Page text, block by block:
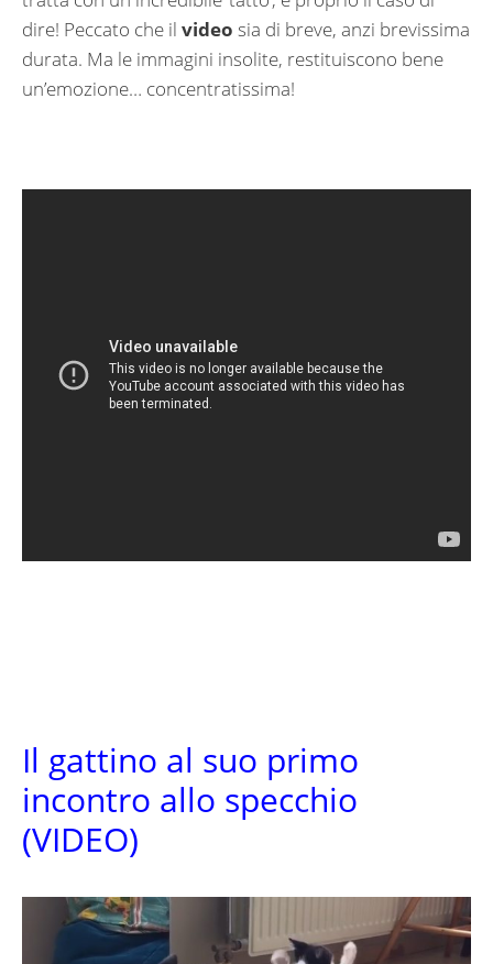
dire! Peccato che il video sia di breve, anzi brevissima
durata. Ma le immagini insolite, restituiscono bene
un’emozione… concentratissima!
Il gattino al suo primo
incontro allo specchio
(VIDEO)